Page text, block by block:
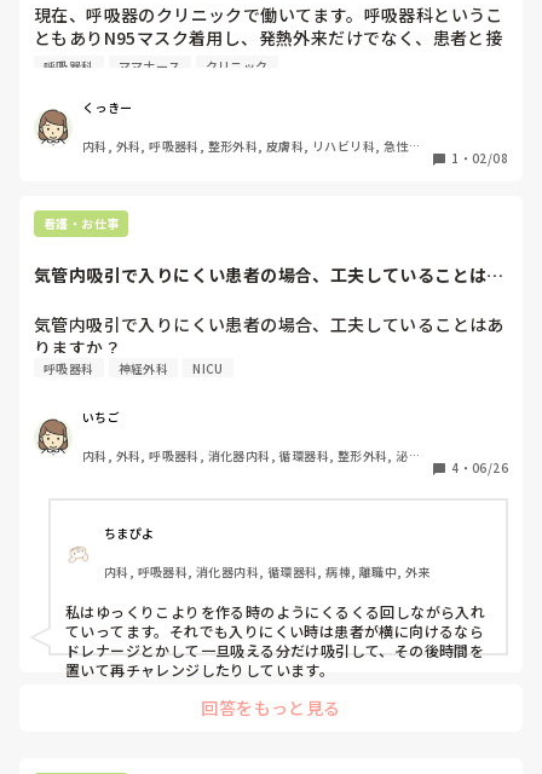
現在、呼吸器のクリニックで働いてます。呼吸器科というこ
ともありN95マスク着用し、発熱外来だけでなく、患者と接
する時もずっと同じマスクをつけてます。他のクリニックも
呼吸器科 ママナース クリニック
くっきー
内科, 外科, 呼吸器科, 整形外科, 皮膚科, リハビリ科, 急性期,
1 ・ 02/08
看護・お仕事
気管内吸引で入りにくい患者の場合、工夫していることはあ
気管内吸引で入りにくい患者の場合、工夫していることはあ
りますか？
呼吸器科 神経外科 NICU
いちご
内科, 外科, 呼吸器科, 消化器内科, 循環器科, 整形外科, 泌尿
4 ・ 06/26
ちまぴよ
内科, 呼吸器科, 消化器内科, 循環器科, 病棟, 離職中, 外来
私はゆっくりこよりを作る時のようにくるくる回しながら入れ
ていってます。それでも入りにくい時は患者が横に向けるなら
ドレナージとかして一旦吸える分だけ吸引して、その後時間を
置いて再チャレンジしたりしています。
回答をもっと見る